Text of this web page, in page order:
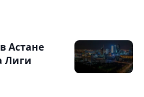
Астане
Лиги